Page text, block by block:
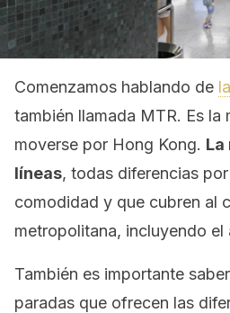
Comenzamos hablando de
también llamada MTR. Es la
moverse por Hong Kong. La
líneas, todas diferencias
comodidad y que cubren al
metropolitana, incluyendo el
También es importante
paradas que ofrecen las